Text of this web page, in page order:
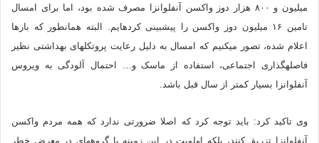
میلیون و ۸۰۰ هزار دوز واکسن آنفلوانزا مصرف شده بود، اما برای امسال
تامین ۱۶ میلیون دوز واکسن را پیش‎بینی کرده‎ایم. البته همانطور که بارها
اعلام شده، تصور می‎کنیم که امسال به دلیل رعایت پروتکل‎های بهداشتی نظیر
فاصله‎گذاری اجتماعی، استفاده از ماسک و… احتمال آلودگی به ویروس
آنفلوانزا بسیار کمتر از سال قبل باشد.
وی تاکید کرد: باید توجه کرد که اصلا ضرورتی ندارد که همه‌ مردم واکسن
آنفلوانزا تزریق کنند، بلکه اولویت در این زمینه با گروه‎های در معرض خطر